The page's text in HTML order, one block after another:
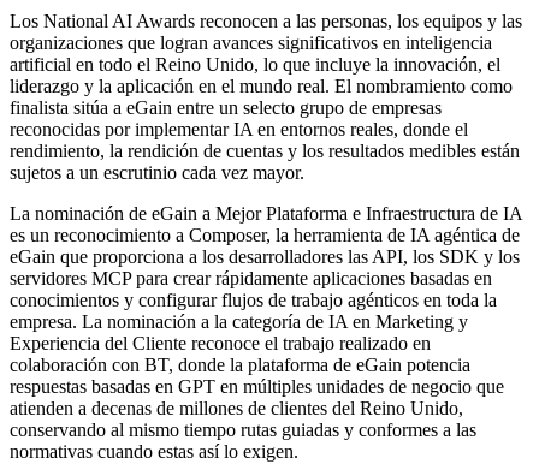
Los National AI Awards reconocen a las personas, los equipos y las
organizaciones que logran avances significativos en inteligencia
artificial en todo el Reino Unido, lo que incluye la innovación, el
liderazgo y la aplicación en el mundo real. El nombramiento como
finalista sitúa a eGain entre un selecto grupo de empresas
reconocidas por implementar IA en entornos reales, donde el
rendimiento, la rendición de cuentas y los resultados medibles están
sujetos a un escrutinio cada vez mayor.
La nominación de eGain a Mejor Plataforma e Infraestructura de IA
es un reconocimiento a Composer, la herramienta de IA agéntica de
eGain que proporciona a los desarrolladores las API, los SDK y los
servidores MCP para crear rápidamente aplicaciones basadas en
conocimientos y configurar flujos de trabajo agénticos en toda la
empresa. La nominación a la categoría de IA en Marketing y
Experiencia del Cliente reconoce el trabajo realizado en
colaboración con BT, donde la plataforma de eGain potencia
respuestas basadas en GPT en múltiples unidades de negocio que
atienden a decenas de millones de clientes del Reino Unido,
conservando al mismo tiempo rutas guiadas y conformes a las
normativas cuando estas así lo exigen.